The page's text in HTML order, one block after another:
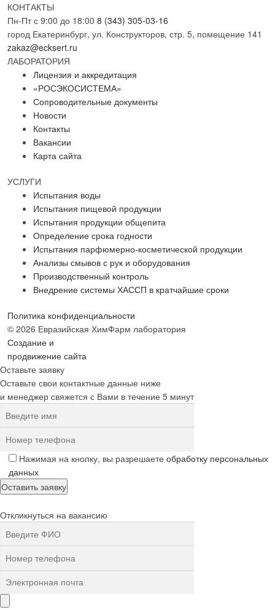
КОНТАКТЫ
Пн-Пт с 9:00 до 18:00 8 (343) 305-03-16
город Екатеринбург, ул. Конструкторов, стр. 5, помещение 141
zakaz@ecksert.ru
ЛАБОРАТОРИЯ
Лицензия и аккредитация
«РОСЭКОСИСТЕМА»
Сопроводительные документы
Новости
Контакты
Вакансии
Карта сайта
УСЛУГИ
Испытания воды
Испытания пищевой продукции
Испытания продукции общепита
Определение срока годности
Испытания парфюмерно-косметической продукции
Анализы смывов с рук и оборудования
Производственный контроль
Внедрение системы ХАССП в кратчайшие сроки
Политика конфиденциальности
© 2026 Евразийская ХимФарм лаборатория
Создание и
продвижение сайта
Оставьте заявку
Оставьте свои контактные данные ниже
и менеджер свяжется с Вами в течение 5 минут
Нажимая на кнопку, вы разрешаете обработку персональных
данных
Откликнуться на вакансию